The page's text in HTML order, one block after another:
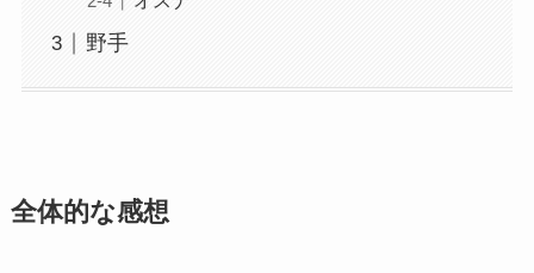
野手
全体的な感想